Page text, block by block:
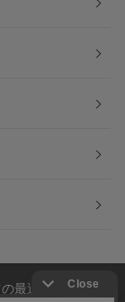
最適な提供、ト